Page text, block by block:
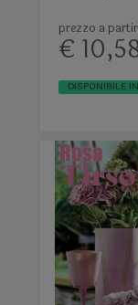
prezzo a
€
DISPONIBILE